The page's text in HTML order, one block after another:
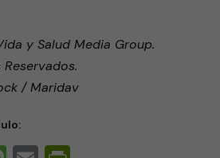
y Salud Media Group.
/ Maridav